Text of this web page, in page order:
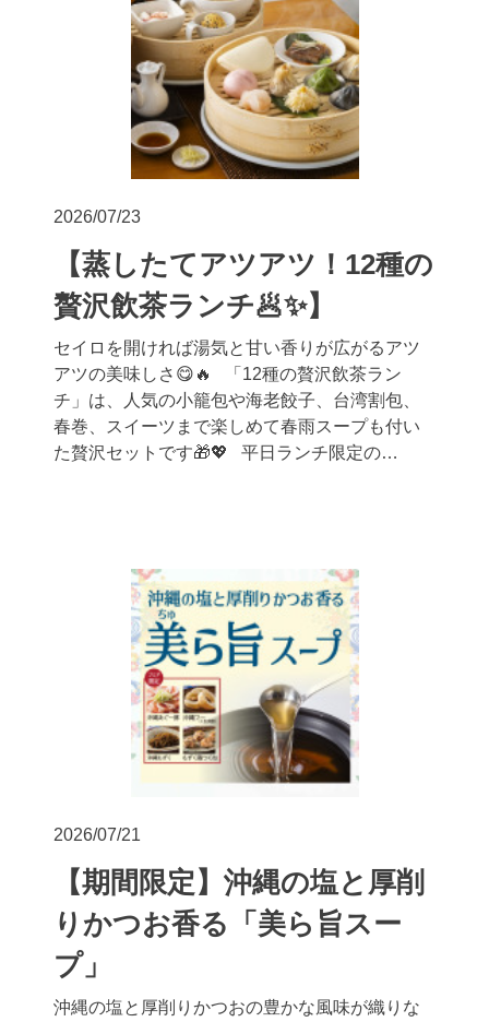
2026/07/23
【蒸したてアツアツ！12種の
贅沢飲茶ランチ🥟✨】
セイロを開ければ湯気と甘い香りが広がるアツ
アツの美味しさ😋🔥 「12種の贅沢飲茶ラン
チ」は、人気の小籠包や海老餃子、台湾割包、
春巻、スイーツまで楽しめて春雨スープも付い
た贅沢セットです🎁💖 平日ランチ限定の…
2026/07/21
【期間限定】沖縄の塩と厚削
りかつお香る「美ら旨スー
プ」
沖縄の塩と厚削りかつおの豊かな風味が織りな